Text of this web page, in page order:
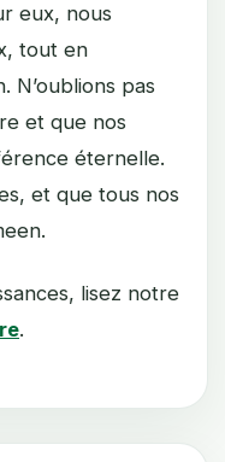
eux, nous
tout en
N’oublions pas
et que nos
éternelle.
et que tous nos
lisez notre
.